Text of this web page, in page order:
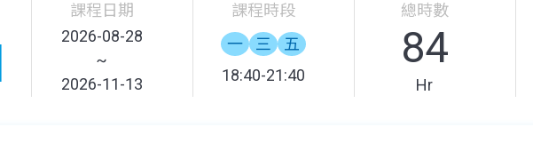
課程日期
2026-08-28
~
2026-11-13
課程時段
一
三
五
18:40-21:40
總時數
84
Hr